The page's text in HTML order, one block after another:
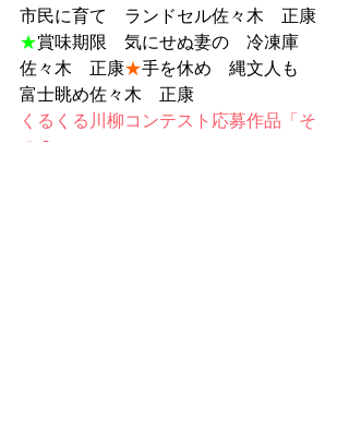
市民に育て　ランドセル佐々木　正康
★賞味期限　気にせぬ妻の　冷凍庫
佐々木　正康★手を休め　縄文人も
富士眺め佐々木　正康
くるくる川柳コンテスト応募作品「そ
の２」